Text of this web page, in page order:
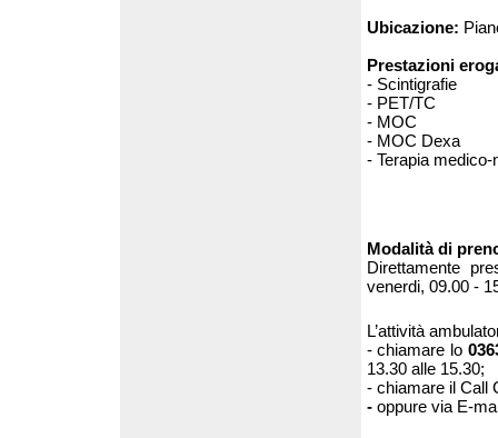
Ubicazione:
Prestazioni
- Scintigrafie
- PET/TC
- MOC
- MOC Dexa
- Terapia
Modalità di
Direttamente
venerdi, 09.00 -
L’attività
- chiamare lo
13.30 alle 15.30;
- chiamare il Call
- oppure via E-